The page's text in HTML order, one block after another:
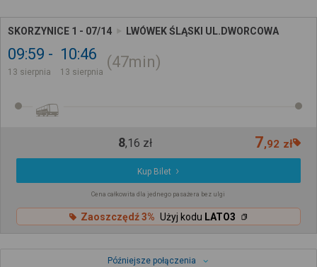
SKORZYNICE 1 - 07/14 LWÓWEK ŚLĄSKI UL.DWORCOWA
09:59
13 sierpnia
10:46
13 sierpnia
47min
8,16 zł 7,92 zł
Kup Bilet
Cena całkowita dla jednego pasażera bez ulgi
Zaoszczędź 3% Użyj kodu LATO3
Późniejsze połączenia